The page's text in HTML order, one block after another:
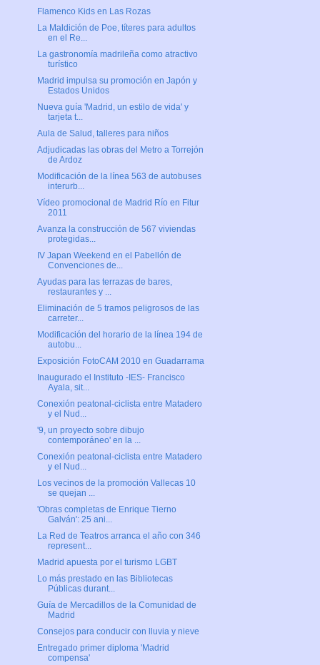
Flamenco Kids en Las Rozas
La Maldición de Poe, títeres para adultos
en el Re...
La gastronomía madrileña como atractivo
turístico
Madrid impulsa su promoción en Japón y
Estados Unidos
Nueva guía 'Madrid, un estilo de vida' y
tarjeta t...
Aula de Salud, talleres para niños
Adjudicadas las obras del Metro a Torrejón
de Ardoz
Modificación de la línea 563 de autobuses
interurb...
Vídeo promocional de Madrid Río en Fitur
2011
Avanza la construcción de 567 viviendas
protegidas...
IV Japan Weekend en el Pabellón de
Convenciones de...
Ayudas para las terrazas de bares,
restaurantes y ...
Eliminación de 5 tramos peligrosos de las
carreter...
Modificación del horario de la línea 194 de
autobu...
Exposición FotoCAM 2010 en Guadarrama
Inaugurado el Instituto -IES- Francisco
Ayala, sit...
Conexión peatonal-ciclista entre Matadero
y el Nud...
'9, un proyecto sobre dibujo
contemporáneo' en la ...
Conexión peatonal-ciclista entre Matadero
y el Nud...
Los vecinos de la promoción Vallecas 10
se quejan ...
'Obras completas de Enrique Tierno
Galván': 25 ani...
La Red de Teatros arranca el año con 346
represent...
Madrid apuesta por el turismo LGBT
Lo más prestado en las Bibliotecas
Públicas durant...
Guía de Mercadillos de la Comunidad de
Madrid
Consejos para conducir con lluvia y nieve
Entregado primer diploma 'Madrid
compensa'